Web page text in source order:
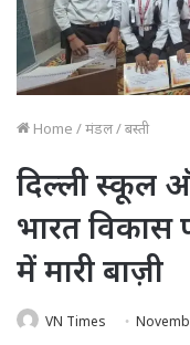
Home /मंडल/बस्ती
दिल्ली स्कूल
भारत विकास
में मारी बाज़ी
VN Times